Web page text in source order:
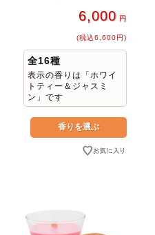
6,000 円
(税込6,600円)
全16種
表示の香りは「ホワイ
トティー＆ジャスミ
ン」です